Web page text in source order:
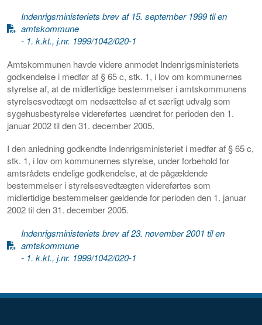
Indenrigsministeriets brev af 15. september 1999 til en
amtskommune
- 1. k.kt., j.nr. 1999/1042/020-1
Amtskommunen havde videre anmodet Indenrigsministeriets
godkendelse i medfør af § 65 c, stk. 1, i lov om kommunernes
styrelse af, at de midlertidige bestemmelser i amtskommunens
styrelsesvedtægt om nedsættelse af et særligt udvalg som
sygehusbestyrelse videreførtes uændret for perioden den 1.
januar 2002 til den 31. december 2005.
I den anledning godkendte Indenrigsministeriet i medfør af § 65 c,
stk. 1, i lov om kommunernes styrelse, under forbehold for
amtsrådets endelige godkendelse, at de pågældende
bestemmelser i styrelsesvedtægten videreførtes som
midlertidige bestemmelser gældende for perioden den 1. januar
2002 til den 31. december 2005.
Indenrigsministeriets brev af 23. november 2001 til en
amtskommune
- 1. k.kt., j.nr. 1999/1042/020-1